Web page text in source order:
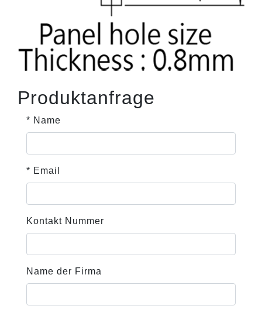
Produktanfrage
* Name
* Email
Kontakt Nummer
Name der Firma